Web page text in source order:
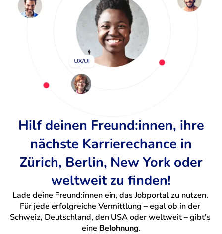
Hilf deinen Freund:innen, ihre
nächste Karrierechance in
Zürich, Berlin, New York oder
weltweit zu finden!
Lade deine Freund:innen ein, das Jobportal zu nutzen.
Für jede erfolgreiche Vermittlung – egal ob in der
Schweiz, Deutschland, den USA oder weltweit – gibt's
eine Belohnung.